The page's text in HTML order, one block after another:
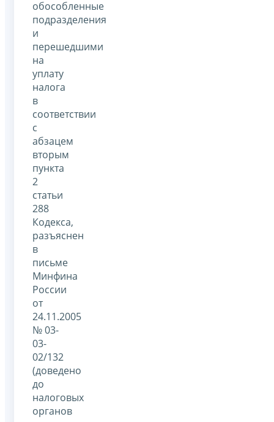
обособленные
подразделения
и
перешедшими
на
уплату
налога
в
соответствии
с
абзацем
вторым
пункта
2
статьи
288
Кодекса,
разъяснен
в
письме
Минфина
России
от
24.11.2005
№ 03-
03-
02/132
(доведено
до
налоговых
органов